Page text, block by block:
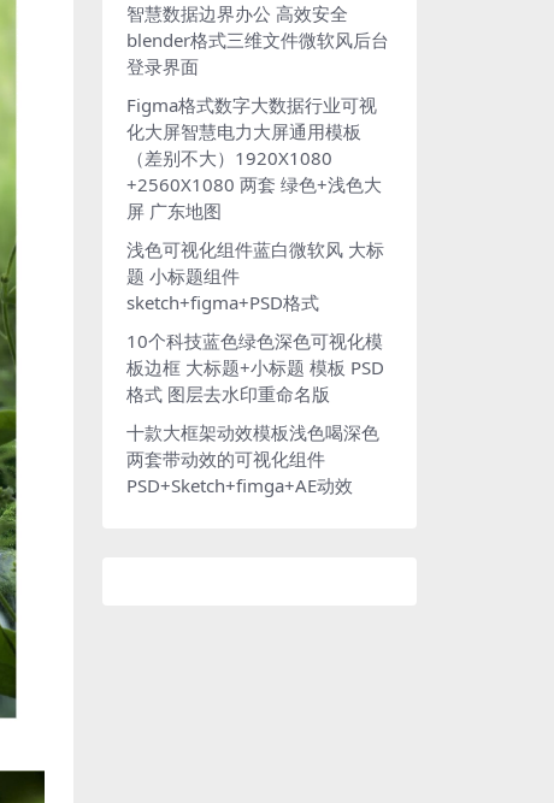
智慧数据边界办公 高效安全
blender格式三维文件微软风后台
登录界面
Figma格式数字大数据行业可视
化大屏智慧电力大屏通用模板
（差别不大）1920X1080
+2560X1080 两套 绿色+浅色大
屏 广东地图
浅色可视化组件蓝白微软风 大标
题 小标题组件
sketch+figma+PSD格式
10个科技蓝色绿色深色可视化模
板边框 大标题+小标题 模板 PSD
格式 图层去水印重命名版
十款大框架动效模板浅色喝深色
两套带动效的可视化组件
PSD+Sketch+fimga+AE动效